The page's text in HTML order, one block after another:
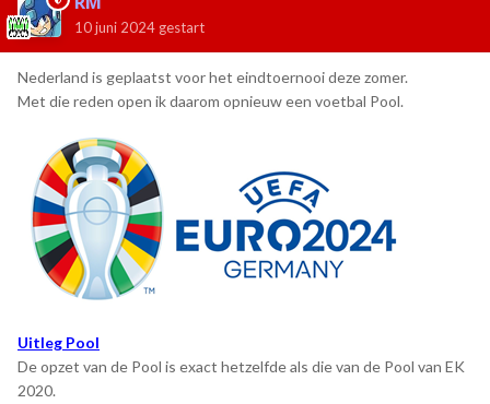
10 juni 2024 gestart
Nederland is geplaatst voor het eindtoernooi deze zomer.
Met die reden open ik daarom opnieuw een voetbal Pool.
Uitleg Pool
De opzet van de Pool is exact hetzelfde als die van de Pool van EK
2020.